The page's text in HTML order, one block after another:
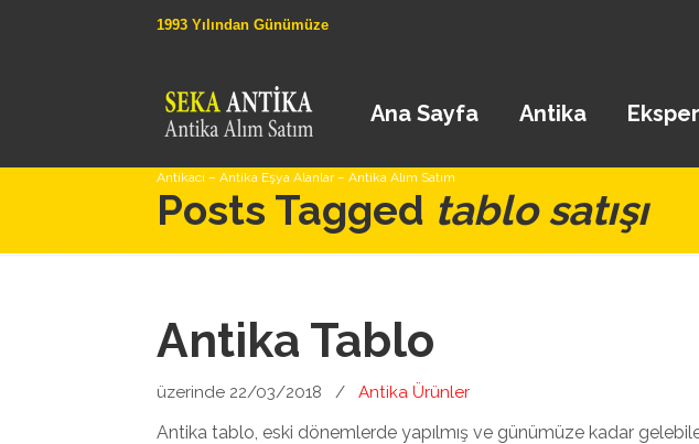
1993 Yılından Günümüze
Antikacı – Antika Eşya Alanlar – Antika Alım Satım
Ana Sayfa Antika
Posts Tagged tablo satışı
Antika Tablo
üzerinde 22/03/2018 / Antika Ürünler
Antika tablo, eski dönemlerde yapılmış ve günümüze kadar